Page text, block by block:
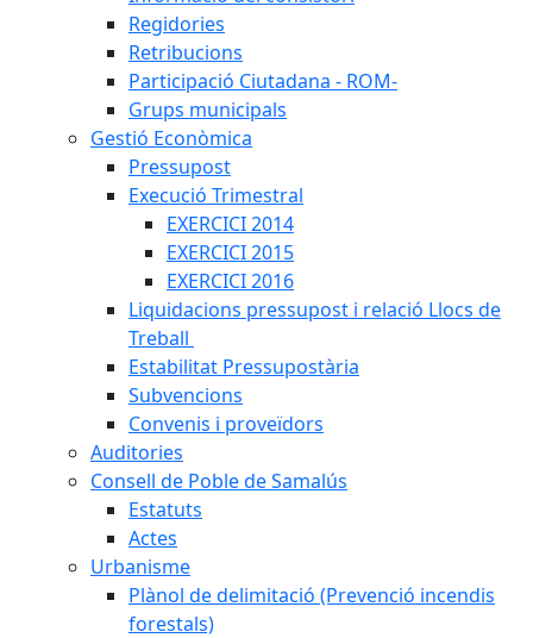
Regidories
Retribucions
Participació Ciutadana - ROM-
Grups municipals
Gestió Econòmica
Pressupost
Execució Trimestral
EXERCICI 2014
EXERCICI 2015
EXERCICI 2016
Liquidacions pressupost i relació Llocs de
Treball
Estabilitat Pressupostària
Subvencions
Convenis i proveïdors
Auditories
Consell de Poble de Samalús
Estatuts
Actes
Urbanisme
Plànol de delimitació (Prevenció incendis
forestals)